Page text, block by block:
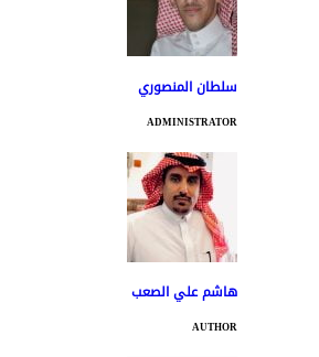
سلطان المنصوري
ADMINISTRATOR
هاشم علي الصعب
AUTHOR